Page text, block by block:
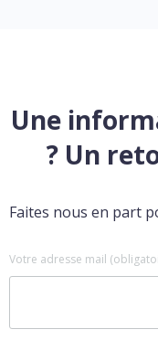
Une
? Un
Faites nous en part
Votre adresse mail